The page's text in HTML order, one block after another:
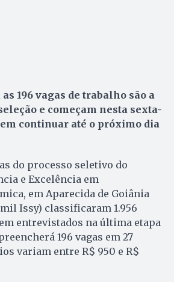
196 vagas de trabalho são a
e começam nesta sexta-
continuar até o próximo dia
do processo seletivo do
e Excelência em
em Aparecida de Goiânia
Issy) classificaram 1.956
entrevistados na última etapa
196 vagas em 27
variam entre R$ 950 e R$